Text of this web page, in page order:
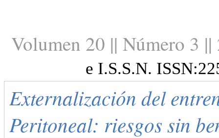
Volumen 20 || Número 3 ||
e I.S.S.N.
Externalización del
Peritoneal: riesgos sin